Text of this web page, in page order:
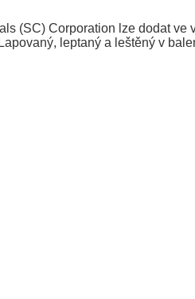
(SC) Corporation lze dodat ve
leptaný a leštěný v